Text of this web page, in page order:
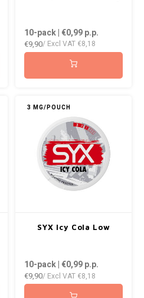
10-pack | €0,99p.p.
€9,90/ Excl VAT €8,18
3 MG/POUCH
SYX Icy Cola Low
10-pack | €0,99p.p.
€9,90/ Excl VAT €8,18